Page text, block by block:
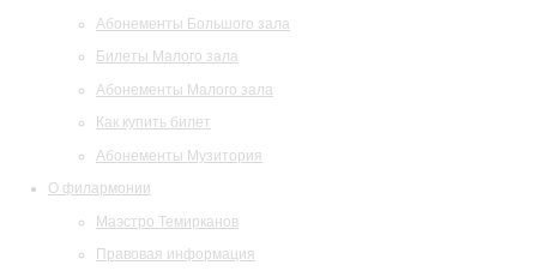
Абонементы Большого зала
Билеты Малого зала
Абонементы Малого зала
Как купить билет
Абонементы Музитория
О филармонии
Маэстро Темирканов
Правовая информация